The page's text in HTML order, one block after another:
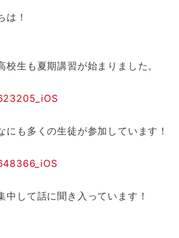
は！
校生も夏期講習が始まりました。
にも多くの生徒が参加しています！
中して話に聞き入っています！